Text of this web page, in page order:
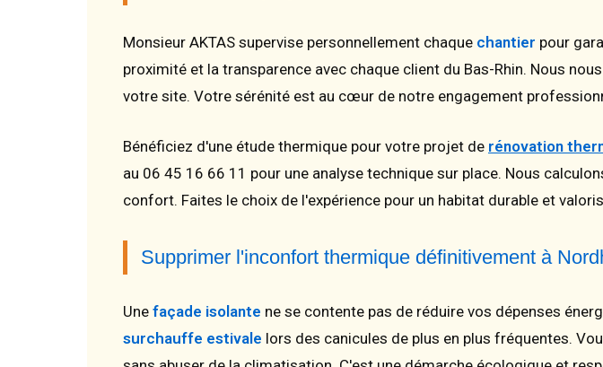
Monsieur AKTAS supervise personnellement chaque chantier pour
proximité et la transparence avec chaque client du Bas-Rhin. Nous
votre site. Votre sérénité est au cœur de notre engagement
Bénéficiez d'une étude thermique pour votre projet de rénovation
au 06 45 16 66 11 pour une analyse technique sur place. Nous
confort. Faites le choix de l'expérience pour un habitat durable et
Supprimer l'inconfort thermique définitivement à
Une façade isolante ne se contente pas de réduire vos dépenses
surchauffe estivale lors des canicules de plus en plus fréquentes.